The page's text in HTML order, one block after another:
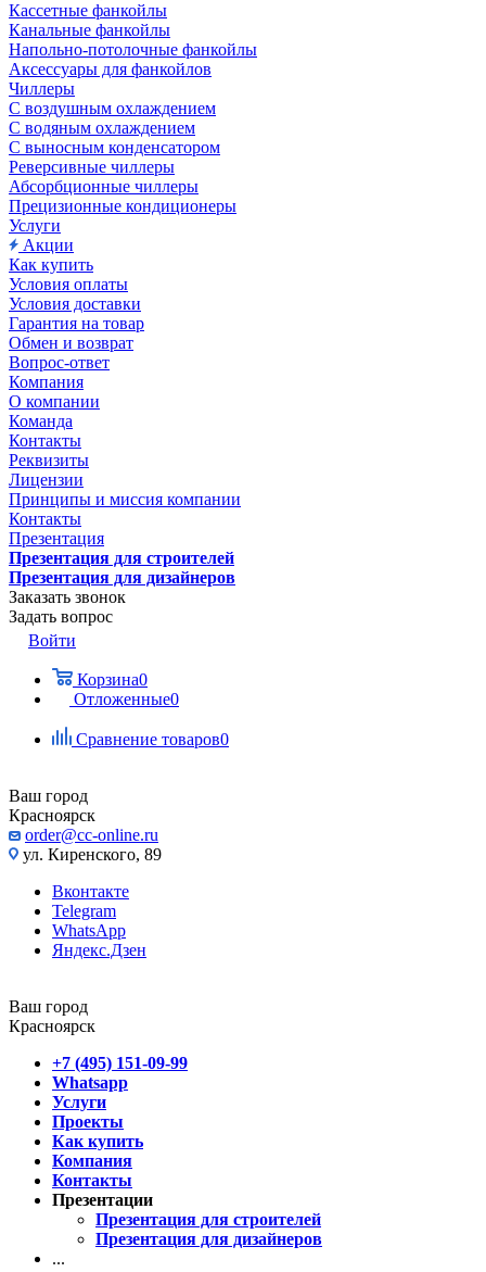
Кассетные фанкойлы
Канальные фанкойлы
Напольно-потолочные фанкойлы
Аксессуары для фанкойлов
Чиллеры
С воздушным охлаждением
С водяным охлаждением
С выносным конденсатором
Реверсивные чиллеры
Абсорбционные чиллеры
Прецизионные кондиционеры
Услуги
Акции
Как купить
Условия оплаты
Условия доставки
Гарантия на товар
Обмен и возврат
Вопрос-ответ
Компания
О компании
Команда
Контакты
Реквизиты
Лицензии
Принципы и миссия компании
Контакты
Презентация
Презентация для строителей
Презентация для дизайнеров
Заказать звонок
Задать вопрос
Войти
Корзина0
Отложенные0
Сравнение товаров0
Ваш город
Красноярск
order@cc-online.ru
ул. Киренского, 89
Вконтакте
Telegram
WhatsApp
Яндекс.Дзен
Ваш город
Красноярск
+7 (495) 151-09-99
Whatsapp
Услуги
Проекты
Как купить
Компания
Контакты
Презентации
Презентация для строителей
Презентация для дизайнеров
...